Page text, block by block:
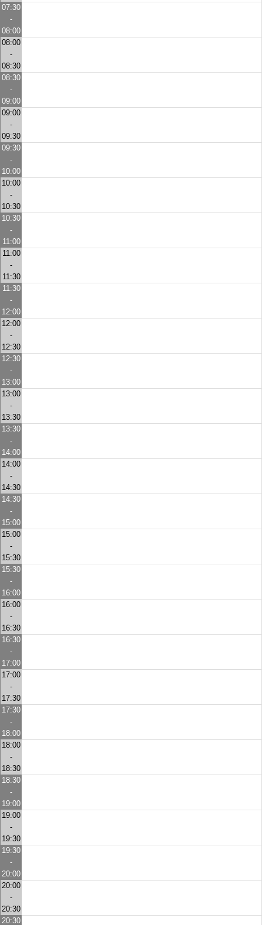
07:30
-
08:00
08:00
-
08:30
08:30
-
09:00
09:00
-
09:30
09:30
-
10:00
10:00
-
10:30
10:30
-
11:00
11:00
-
11:30
11:30
-
12:00
12:00
-
12:30
12:30
-
13:00
13:00
-
13:30
13:30
-
14:00
14:00
-
14:30
14:30
-
15:00
15:00
-
15:30
15:30
-
16:00
16:00
-
16:30
16:30
-
17:00
17:00
-
17:30
17:30
-
18:00
18:00
-
18:30
18:30
-
19:00
19:00
-
19:30
19:30
-
20:00
20:00
-
20:30
20:30